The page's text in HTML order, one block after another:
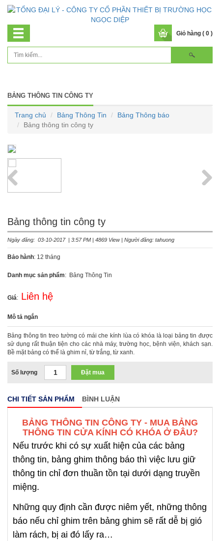
Giỏ hàng ( 0 )
BẢNG THÔNG TIN CÔNG TY
Trang chủ Bảng Thông Tin
Bảng Thông báo
Bảng thông tin công ty
Bảng thông tin công ty
Ngày đăng: 03-10-2017 | 3:57 PM | 4869 View | Người đăng: tahuong
Bảo hành: 12 tháng
Danh mục sản phẩm: Bảng Thông Tin
Giá: Liên hệ
Mô tả ngắn
Bảng thông tin treo tường có mái che kính lùa có khóa là loại bảng tin được
sử dụng rất thuận tiện cho các nhà máy, trường học, bệnh viện, khách sạn.
Bề mặt bảng có thể là ghim nỉ, từ trắng, từ xanh.
Số lượng Đặt mua
CHI TIẾT SẢN PHẨM BÌNH LUẬN
BẢNG THÔNG TIN CÔNG TY - MUA BẢNG
THÔNG TIN CỬA KÍNH CÓ KHÓA Ở ĐÂU?
Nếu trước khi có sự xuất hiện của các bảng
thông tin, bảng ghim thông báo thì việc lưu giữ
thông tin chỉ đơn thuần tồn tại dưới dạng truyền
miệng.
Những quy định cần được niêm yết, những thông
báo nếu chỉ ghim trên bảng ghim sẽ rất dễ bị gió
làm rách, bị ai đó lấy ra…